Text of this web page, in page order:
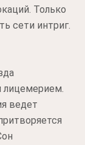
Только
сети интриг.
лицемерием.
ведет